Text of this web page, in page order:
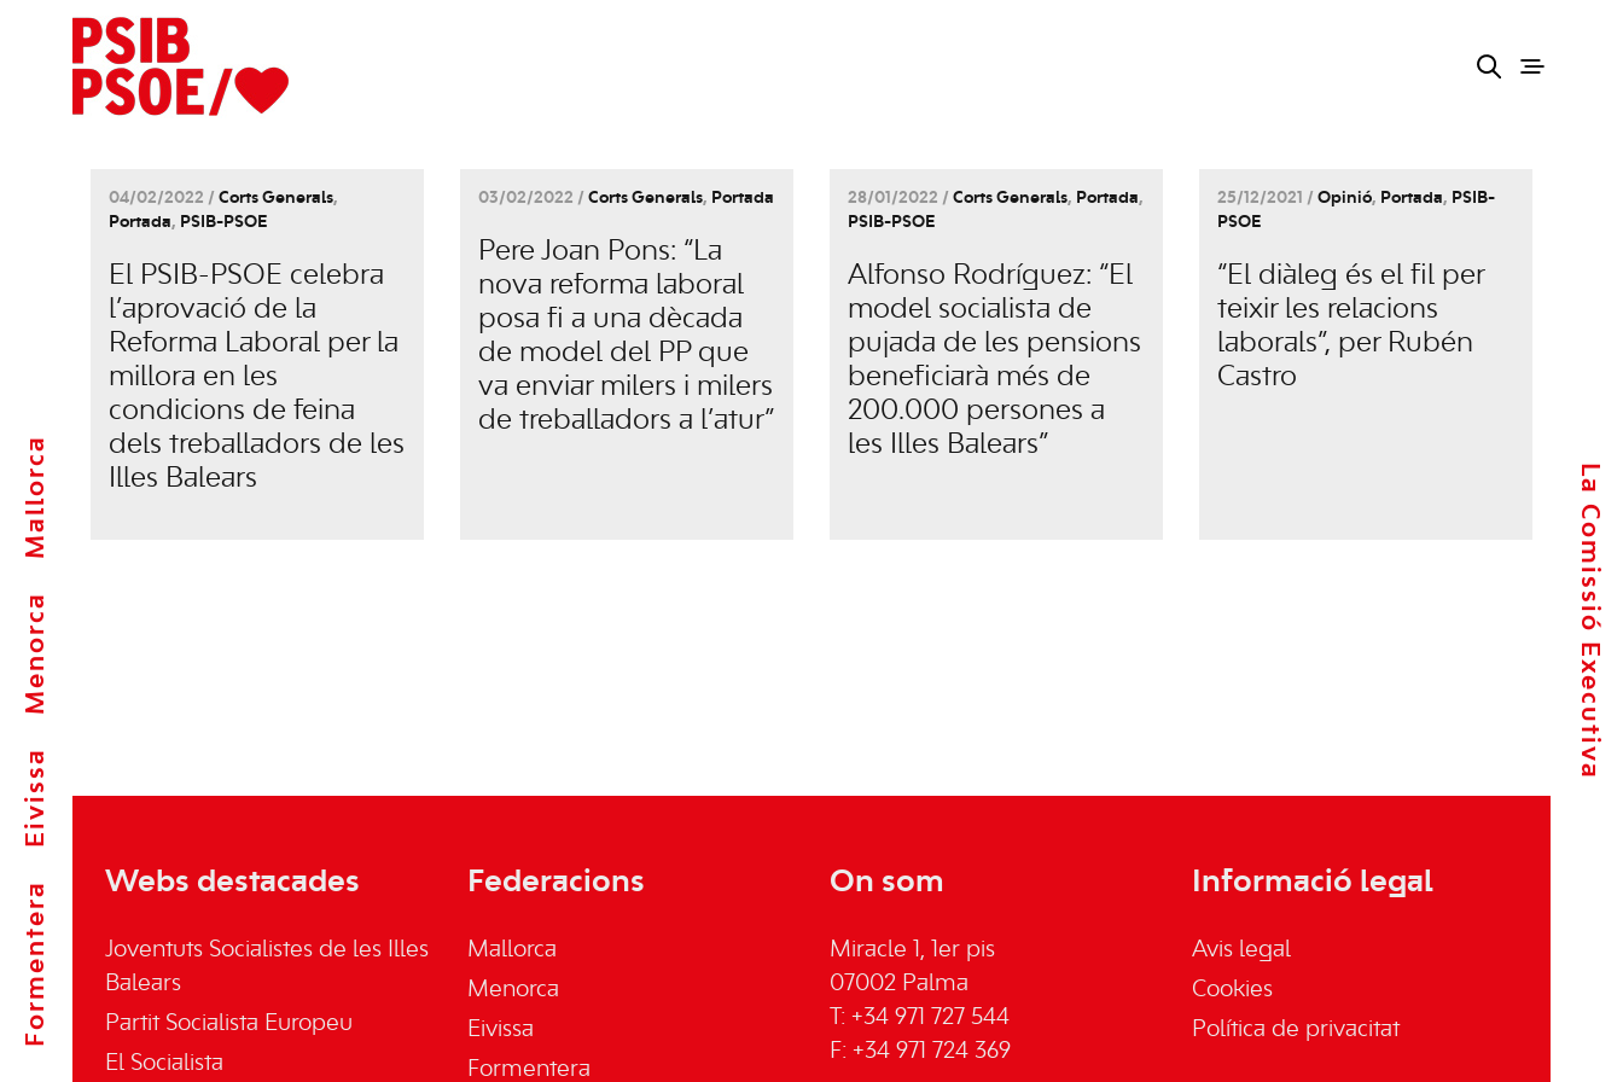
Formentera
Eivissa
Menorca
Mallorca La Comissió Executiva
04/02/2022 / Corts Generals,
Portada, PSIB-PSOE
El PSIB-PSOE celebra
l’aprovació de la
Reforma Laboral per la
millora en les
condicions de feina
dels treballadors de les
Illes Balears
03/02/2022 / Corts Generals, Portada
Pere Joan Pons: “La
nova reforma laboral
posa fi a una dècada
de model del PP que
va enviar milers i milers
de treballadors a l’atur”
28/01/2022 / Corts Generals, Portada,
PSIB-PSOE
Alfonso Rodríguez: “El
model socialista de
pujada de les pensions
beneficiarà més de
200.000 persones a
les Illes Balears”
25/12/2021 / Opinió, Portada, PSIB-
PSOE
“El diàleg és el fil per
teixir les relacions
laborals”, per Rubén
Castro
Webs destacades
Joventuts Socialistes de les Illes
Balears
Partit Socialista Europeu
El Socialista
Federacions
Mallorca
Menorca
Eivissa
Formentera
On som
Miracle 1, 1er pis
07002 Palma
T: +34 971 727 544
F: +34 971 724 369
Informació legal
Avis legal
Cookies
Política de privacitat